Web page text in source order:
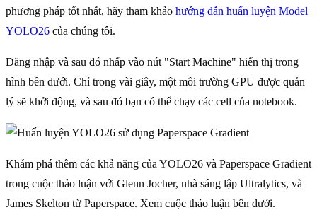
phương pháp tốt nhất, hãy tham khảo hướng dẫn huấn luyện Model
YOLO26 của chúng tôi.
Đăng nhập và sau đó nhấp vào nút "Start Machine" hiển thị trong
hình bên dưới. Chỉ trong vài giây, một môi trường GPU được quản
lý sẽ khởi động, và sau đó bạn có thể chạy các cell của notebook.
Khám phá thêm các khả năng của YOLO26 và Paperspace Gradient
trong cuộc thảo luận với Glenn Jocher, nhà sáng lập Ultralytics, và
James Skelton từ Paperspace. Xem cuộc thảo luận bên dưới.